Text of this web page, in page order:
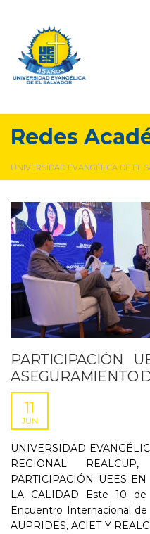
Redes
UNIVERSIDAD EVANGÉLICA DE EL
PARTICIPACIÓN
ASEGURAMIENTO
11
JUN
UNIVERSIDAD
REGIONAL
PARTICIPACIÓN UEES
LA CALIDAD Este 10
Encuentro Internacional
AUPRIDES, ACIET Y